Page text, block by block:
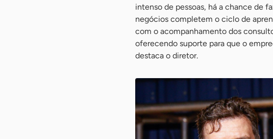
intenso de pessoas, há a chance de
negócios completem o ciclo de
com o acompanhamento dos
oferecendo suporte para que o
destaca o diretor.